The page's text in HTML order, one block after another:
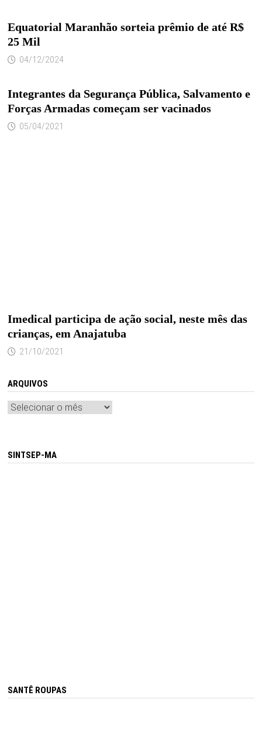
Equatorial Maranhão sorteia prêmio de até R$
25 Mil
04/12/2024
Integrantes da Segurança Pública, Salvamento e
Forças Armadas começam ser vacinados
05/04/2021
Imedical participa de ação social, neste mês das
crianças, em Anajatuba
21/10/2021
ARQUIVOS
Arquivos
SINTSEP-MA
SANTÊ ROUPAS